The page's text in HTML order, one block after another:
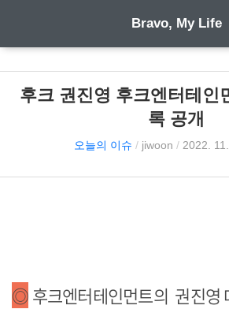
Bravo, My Life
후크 권진영 후크엔터테인
록 공개
오늘의 이슈 / jiwoon / 2022.
◎후크엔터테인먼트의 권진영